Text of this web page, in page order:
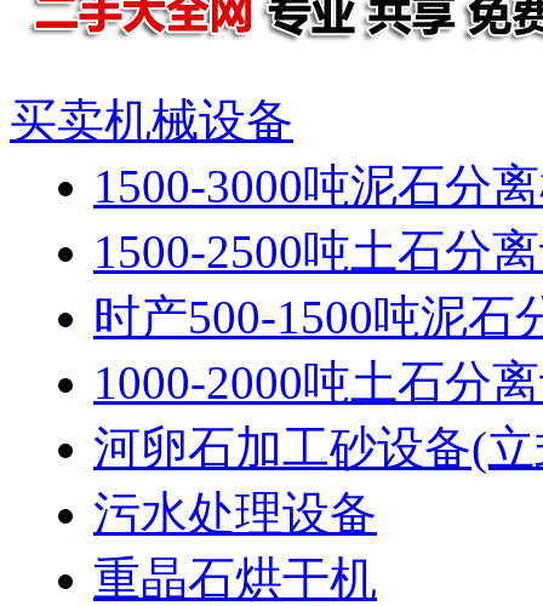
买卖机械设备
1500-3000吨泥石分
1500-2500吨土石分
时产500-1500吨泥石
1000-2000吨土石分
河卵石加工砂设备(
污水处理设备
重晶石烘干机